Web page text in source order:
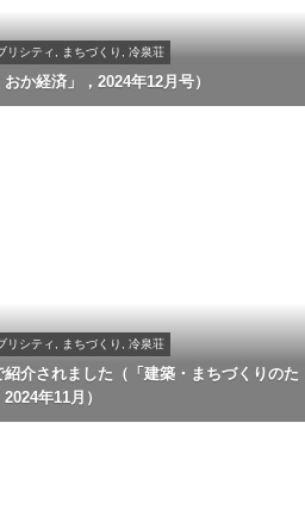
リシティ, まちづくり, 冷泉荘
か経済」，2024年12月号）
リシティ, まちづくり, 冷泉荘
介されました（「建築・まちづくりのた
年11月）